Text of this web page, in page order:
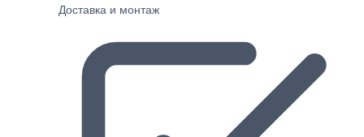
Доставка и монтаж